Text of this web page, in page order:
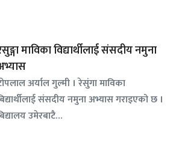
माविका विद्यार्थीलाई संसदीय नमुना
अर्याल गुल्मी । रेसुंगा माविका
संसदीय नमुना अभ्यास गराइएको छ ।
उमेरबाटै…